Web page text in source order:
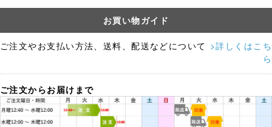
お買い物ガイド
ご注文やお支払い方法、送料、配送などについて >詳しくはこち
ら
ご注文からお届けまで